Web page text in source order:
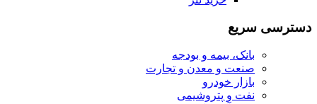
دسترسی سریع
بانک، بیمه و بودجه
صنعت و معدن و تجارت
بازار خودرو
نفت و پتروشیمی